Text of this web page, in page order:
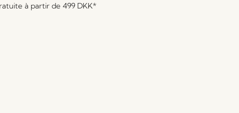
à partir de 499 DKK*